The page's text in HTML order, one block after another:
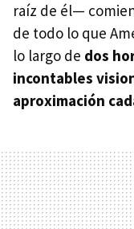
raíz de él—
de todo lo que
lo largo de dos
incontables
aproximación